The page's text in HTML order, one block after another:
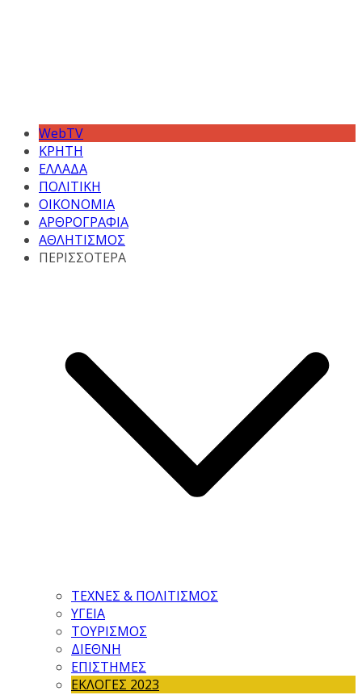
WebTV
ΚΡΗΤΗ
ΕΛΛΑΔΑ
ΠΟΛΙΤΙΚΗ
ΟΙΚΟΝΟΜΙΑ
ΑΡΘΡΟΓΡΑΦΙΑ
ΑΘΛΗΤΙΣΜΟΣ
ΠΕΡΙΣΣΟΤΕΡΑ
ΤΕΧΝΕΣ & ΠΟΛΙΤΙΣΜΟΣ
ΥΓΕΙΑ
ΤΟΥΡΙΣΜΟΣ
ΔΙΕΘΝΗ
ΕΠΙΣΤΗΜΕΣ
ΕΚΛΟΓΕΣ 2023